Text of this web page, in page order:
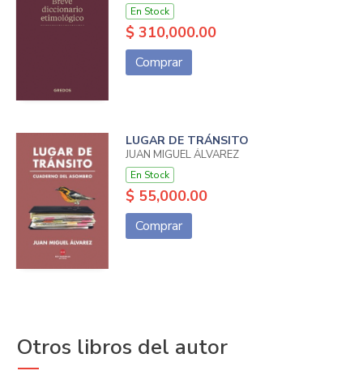
En Stock
$ 310,000.00
Comprar
LUGAR DE TRÁNSITO
JUAN MIGUEL ÁLVAREZ
En Stock
$ 55,000.00
Comprar
Otros libros del autor